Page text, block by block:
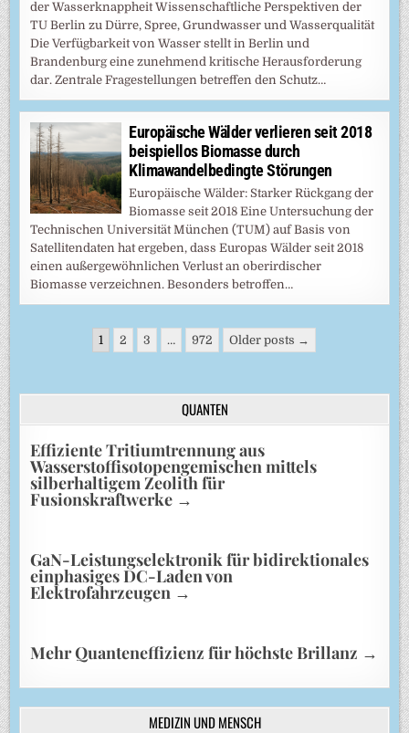
der Wasserknappheit Wissenschaftliche Perspektiven der
TU Berlin zu Dürre, Spree, Grundwasser und Wasserqualität
Die Verfügbarkeit von Wasser stellt in Berlin und
Brandenburg eine zunehmend kritische Herausforderung
dar. Zentrale Fragestellungen betreffen den Schutz…
Europäische Wälder verlieren seit 2018
beispiellos Biomasse durch
Klimawandelbedingte Störungen
Europäische Wälder: Starker Rückgang der
Biomasse seit 2018 Eine Untersuchung der
Technischen Universität München (TUM) auf Basis von
Satellitendaten hat ergeben, dass Europas Wälder seit 2018
einen außergewöhnlichen Verlust an oberirdischer
Biomasse verzeichnen. Besonders betroffen…
Seitennummerierung
Beiträge
1 2 3 … 972 Older posts →
QUANTEN
Effiziente Tritiumtrennung aus
Wasserstoffisotopengemischen mittels
silberhaltigem Zeolith für
Fusionskraftwerke →
GaN-Leistungselektronik für bidirektionales
einphasiges DC-Laden von
Elektrofahrzeugen →
Mehr Quanteneffizienz für höchste Brillanz →
MEDIZIN UND MENSCH